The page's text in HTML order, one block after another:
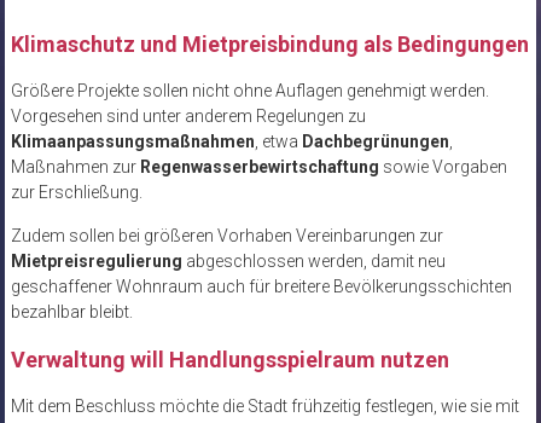
Klimaschutz und Mietpreisbindung als Bedingungen
Größere Projekte sollen nicht ohne Auflagen genehmigt werden.
Vorgesehen sind unter anderem Regelungen zu
Klimaanpassungsmaßnahmen, etwa Dachbegrünungen,
Maßnahmen zur Regenwasserbewirtschaftung sowie Vorgaben
zur Erschließung.
Zudem sollen bei größeren Vorhaben Vereinbarungen zur
Mietpreisregulierung abgeschlossen werden, damit neu
geschaffener Wohnraum auch für breitere Bevölkerungsschichten
bezahlbar bleibt.
Verwaltung will Handlungsspielraum nutzen
Mit dem Beschluss möchte die Stadt frühzeitig festlegen, wie sie mit